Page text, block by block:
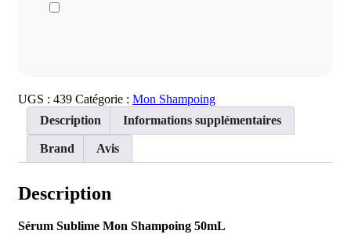
UGS : 439 Catégorie : Mon Shampoing
Description
Informations supplémentaires
Brand Avis
Description
Sérum Sublime Mon Shampoing 50mL